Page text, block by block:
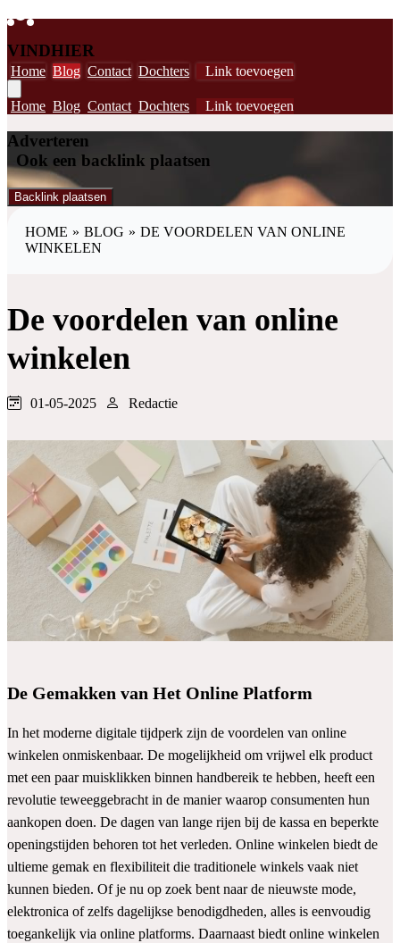
VINDHIER
Home Blog Contact Dochters Link toevoegen
Home Blog Contact Dochters Link toevoegen
Adverteren
Ook een backlink plaatsen
Backlink plaatsen
HOME » BLOG » DE VOORDELEN VAN ONLINE
WINKELEN
De voordelen van online
winkelen
01-05-2025 Redactie
De Gemakken van Het Online Platform
In het moderne digitale tijdperk zijn de voordelen van online
winkelen onmiskenbaar. De mogelijkheid om vrijwel elk product
met een paar muisklikken binnen handbereik te hebben, heeft een
revolutie teweeggebracht in de manier waarop consumenten hun
aankopen doen. De dagen van lange rijen bij de kassa en beperkte
openingstijden behoren tot het verleden. Online winkelen biedt de
ultieme gemak en flexibiliteit die traditionele winkels vaak niet
kunnen bieden. Of je nu op zoek bent naar de nieuwste mode,
elektronica of zelfs dagelijkse benodigdheden, alles is eenvoudig
toegankelijk via online platforms. Daarnaast biedt online winkelen